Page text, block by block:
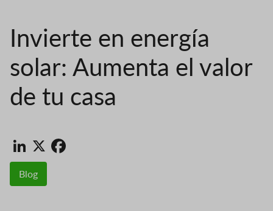
Invierte en energía
solar: Aumenta el valor
de tu casa
LinkedIn
X
Blog